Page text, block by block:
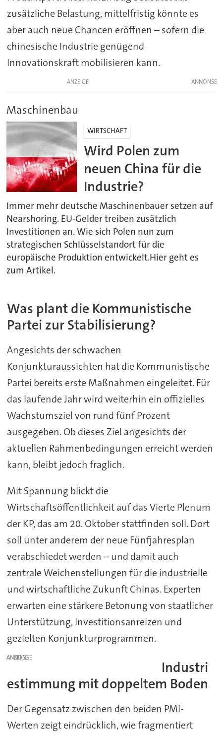
zusätzliche Belastung, mittelfristig könnte es
aber auch neue Chancen eröffnen – sofern die
chinesische Industrie genügend
Innovationskraft mobilisieren kann.
ANZEIGE
Maschinenbau
WIRTSCHAFT
Wird Polen zum
neuen China für die
Industrie?
Immer mehr deutsche Maschinenbauer setzen auf
Nearshoring. EU-Gelder treiben zusätzlich
Investitionen an. Wie sich Polen nun zum
strategischen Schlüsselstandort für die
europäische Produktion entwickelt.Hier geht es
zum Artikel.
Was plant die Kommunistische
Partei zur Stabilisierung?
Angesichts der schwachen
Konjunkturaussichten hat die Kommunistische
Partei bereits erste Maßnahmen eingeleitet. Für
das laufende Jahr wird weiterhin ein offizielles
Wachstumsziel von rund fünf Prozent
ausgegeben. Ob dieses Ziel angesichts der
aktuellen Rahmenbedingungen erreicht werden
kann, bleibt jedoch fraglich.
Mit Spannung blickt die
Wirtschaftsöffentlichkeit auf das Vierte Plenum
der KP, das am 20. Oktober stattfinden soll. Dort
soll unter anderem der neue Fünfjahresplan
verabschiedet werden – und damit auch
zentrale Weichenstellungen für die industrielle
und wirtschaftliche Zukunft Chinas. Experten
erwarten eine stärkere Betonung von staatlicher
Unterstützung, Investitionsanreizen und
gezielten Konjunkturprogrammen.
ANZEIGE
Industri
estimmung mit doppeltem Boden
Der Gegensatz zwischen den beiden PMI-
Werten zeigt eindrücklich, wie fragmentiert